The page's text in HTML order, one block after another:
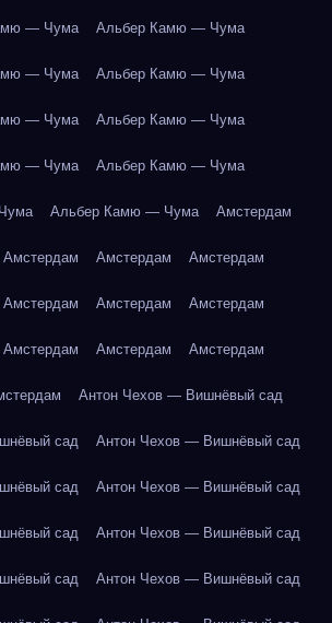
— Чума Альбер Камю — Чума
— Чума Альбер Камю — Чума
— Чума Альбер Камю — Чума
— Чума Альбер Камю — Чума
Альбер Камю — Чума Амстердам
Амстердам Амстердам Амстердам
Амстердам Амстердам Амстердам
Амстердам Амстердам Амстердам
Антон Чехов — Вишнёвый сад
сад Антон Чехов — Вишнёвый сад
сад Антон Чехов — Вишнёвый сад
сад Антон Чехов — Вишнёвый сад
сад Антон Чехов — Вишнёвый сад